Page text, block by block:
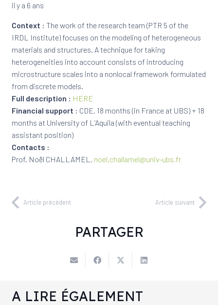
il y a 6 ans
Context : The work of the research team (PTR 5 of the
IRDL Institute) focuses on the modeling of heterogeneous
materials and structures. A technique for taking
heterogeneities into account consists of introducing
microstructure scales into a nonlocal framework formulated
from discrete models.
Full description : HERE
Financial support : CDE, 18 months (in France at UBS) + 18
months at University of L’Aquila (with eventual teaching
assistant position)
Contacts :
Prof. Noël CHALLAMEL, noel.challamel@univ-ubs.fr
Article précédent Article suivant
PARTAGER
A LIRE ÉGALEMENT